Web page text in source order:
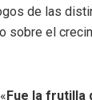
de las
sobre el
Fue la frutilla